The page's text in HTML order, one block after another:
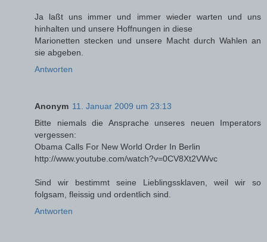
Ja laßt uns immer und immer wieder warten und uns
hinhalten und unsere Hoffnungen in diese
Marionetten stecken und unsere Macht durch Wahlen an
sie abgeben.
Antworten
Anonym 11. Januar 2009 um 23:13
Bitte niemals die Ansprache unseres neuen Imperators
vergessen:
Obama Calls For New World Order In Berlin
http://www.youtube.com/watch?v=0CV8Xt2VWvc
Sind wir bestimmt seine Lieblingssklaven, weil wir so
folgsam, fleissig und ordentlich sind.
Antworten